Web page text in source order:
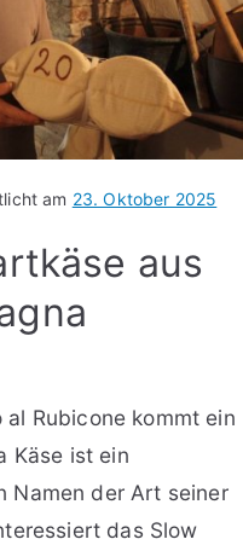
am 23. Oktober 2025
aus
Rubicone kommt ein
Käse ist ein
Namen der Art seiner
das Slow